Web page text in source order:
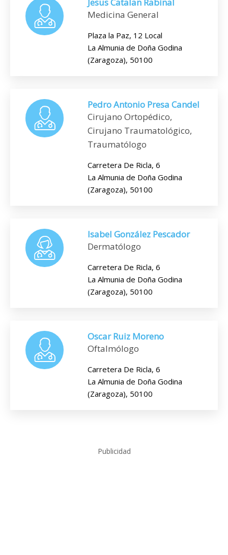
Medicina General
Plaza la Paz, 12 Local
La Almunia de Doña Godina
(Zaragoza), 50100
Pedro Antonio Presa Candel
Cirujano Ortopédico,
Cirujano Traumatológico,
Traumatólogo
Carretera De Ricla, 6
La Almunia de Doña Godina
(Zaragoza), 50100
Isabel González Pescador
Dermatólogo
Carretera De Ricla, 6
La Almunia de Doña Godina
(Zaragoza), 50100
Oscar Ruiz Moreno
Oftalmólogo
Carretera De Ricla, 6
La Almunia de Doña Godina
(Zaragoza), 50100
Publicidad